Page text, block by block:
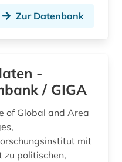
Zur Datenbank
-
/ GIGA
of Global and Area
mit
zu politischen,